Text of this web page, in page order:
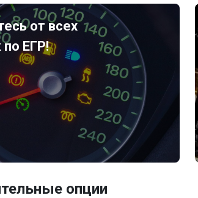
от всех
ЕГР!
опции